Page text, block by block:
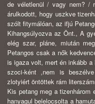
de véletlenül / vagy nem? /
árulkodott, hogy uszkve
szólt fitymálóan, az ifjú
Kihangsúlyozva az Önt., A
elég szar, pláne, miután
Petangos csak a nők
is igaza volt, mert én inkább
szoci-ként ,nem is
zlotyiért öntöttek rám
Kis petang meg a
hanyagul belelocsolta a